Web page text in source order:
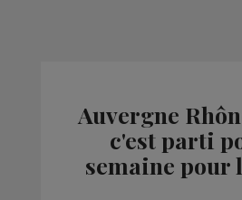
Auvergne
c'est parti
semaine pour